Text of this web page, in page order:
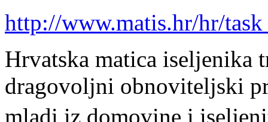
http://www.matis.hr/hr/
Hrvatska matica iseljenika
dragovoljni obnoviteljski
mladi iz domovine i